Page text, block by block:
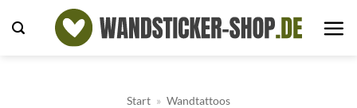
Inhalt
Start » Wandtattoos